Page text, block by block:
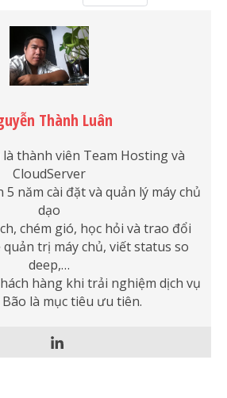
Thành Luân
thành viên Team Hosting và
CloudServer
5 năm cài đặt và quản lý máy chủ
dạo
chém gió, học hỏi và trao đổi
trị máy chủ, viết status so
deep,…
hàng khi trải nghiệm dịch vụ
là mục tiêu ưu tiên.